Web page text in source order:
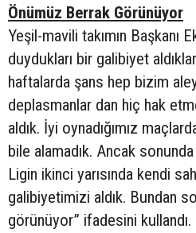
Önümüz Berrak Görünüyor
Yeşil-mavili takımın Başkanı
duydukları bir galibiyet
haftalarda şans hep bizim
deplasmanlar dan hiç hak
aldık. İyi oynadığımız
bile alamadık. Ancak sonunda
Ligin ikinci yarısında kendi
galibiyetimizi aldık. Bundan
görünüyor” ifadesini kullandı.